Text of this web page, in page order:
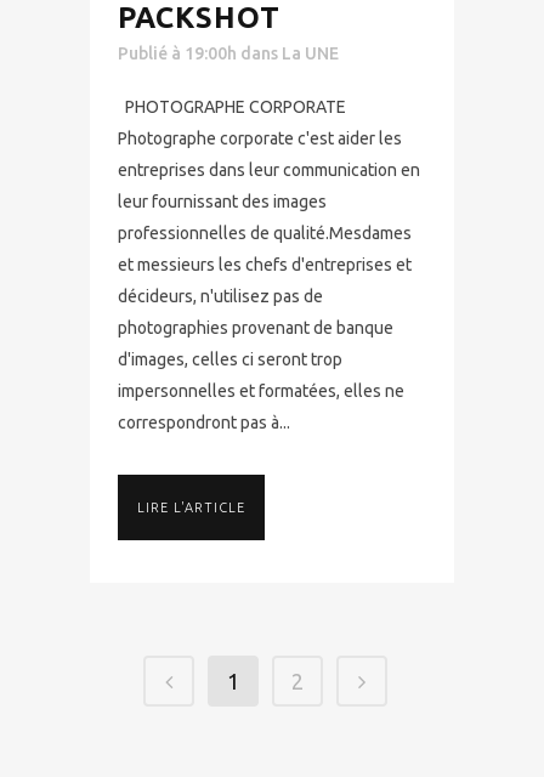
PACKSHOT
Publié à 19:00h dans La UNE
PHOTOGRAPHE CORPORATE
Photographe corporate c'est aider les
entreprises dans leur communication en
leur fournissant des images
professionnelles de qualité.Mesdames
et messieurs les chefs d'entreprises et
décideurs, n'utilisez pas de
photographies provenant de banque
d'images, celles ci seront trop
impersonnelles et formatées, elles ne
correspondront pas à...
LIRE L'ARTICLE
1 2